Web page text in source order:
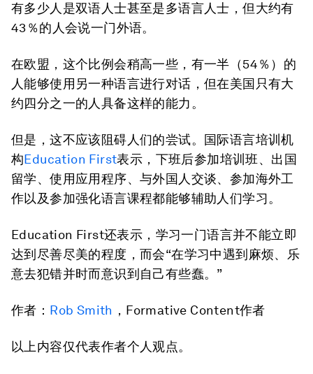
有多少人是双语人士甚至是多语言人士，但大约有
43％的人会说一门外语。
在欧盟，这个比例会稍高一些，有一半（54％）的
人能够使用另一种语言进行对话，但在美国只有大
约四分之一的人具备这样的能力。
但是，这不应该阻碍人们的尝试。国际语言培训机
构Education First表示，下班后参加培训班、出国
留学、使用应用程序、与外国人交谈、参加海外工
作以及参加强化语言课程都能够辅助人们学习。
Education First还表示，学习一门语言并不能立即
达到尽善尽美的程度，而会“在学习中遇到麻烦、乐
意去犯错并时而意识到自己有些蠢。”
作者： Rob Smith ，Formative Content作者
以上内容仅代表作者个人观点。